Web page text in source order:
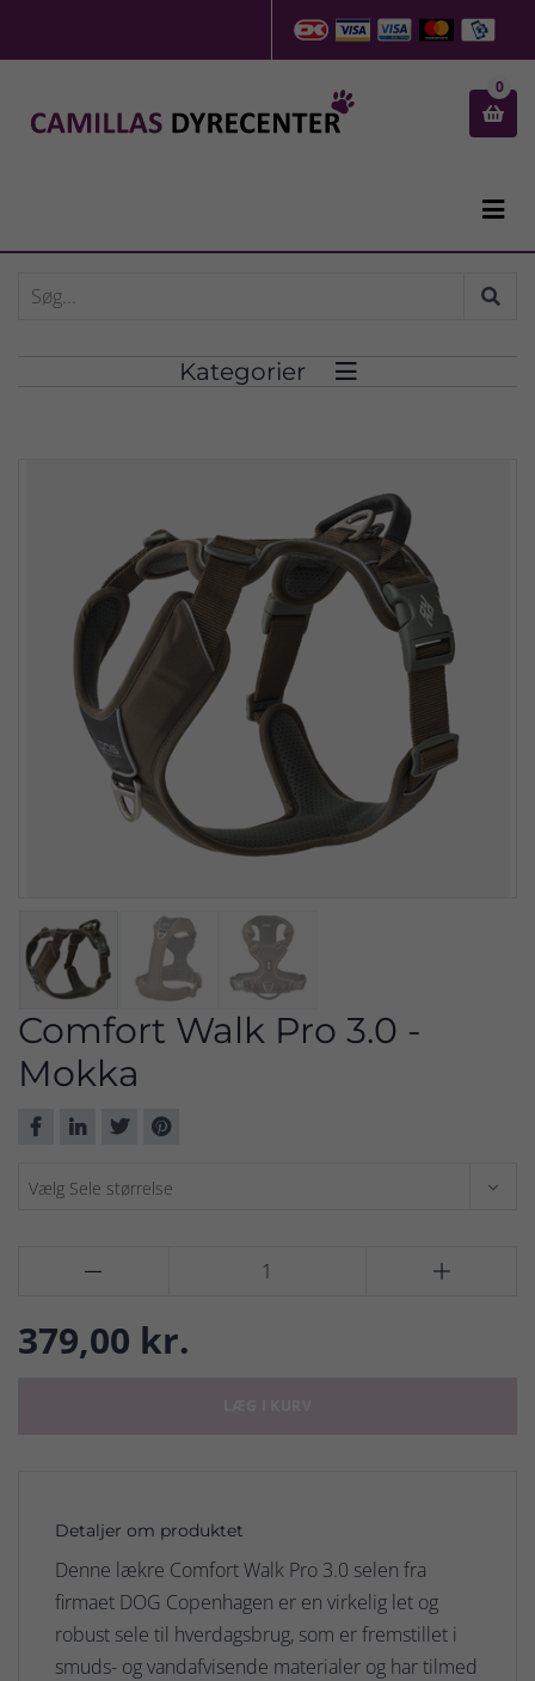

0

Kategorier 
Comfort Walk Pro 3.0 -
Mokka
 
379,00 kr.
Detaljer om produktet
Denne lækre Comfort Walk Pro 3.0 selen fra
firmaet DOG Copenhagen er en virkelig let og
robust sele til hverdagsbrug, som er fremstillet i
smuds- og vandafvisende materialer og har tilmed